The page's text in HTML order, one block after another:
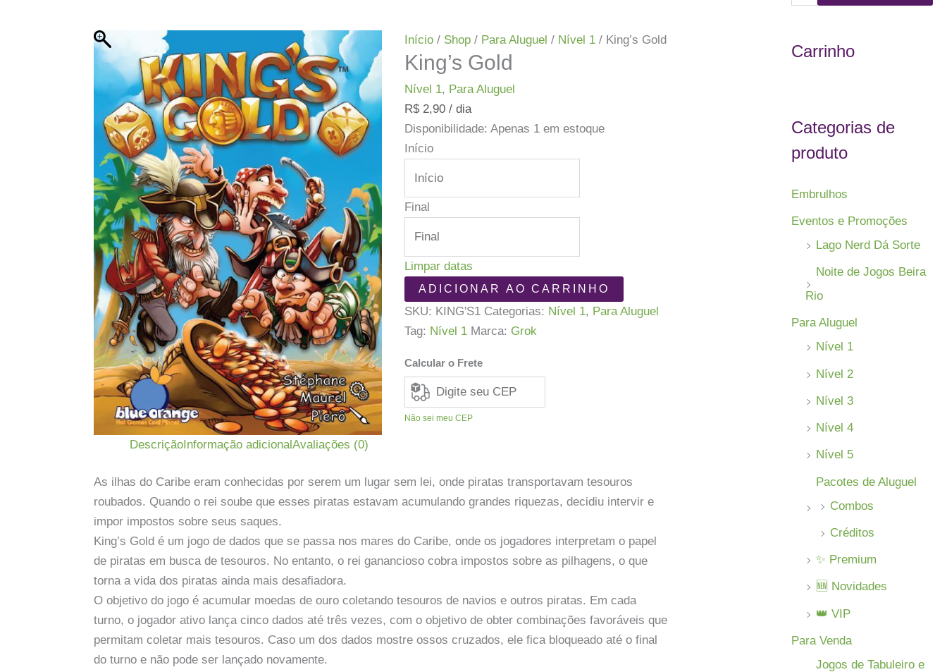
Início / Shop / Para Aluguel / Nível 1 / King’s Gold
King’s Gold
Nível 1, Para Aluguel
R$2,90 / dia
Disponibilidade: Apenas 1 em estoque
Início
Final
Limpar datas
King's
Gold
quantidade
ADICIONAR AO CARRINHO
SKU: KING'S1 Categorias: Nível 1, Para Aluguel
Tag: Nível 1 Marca: Grok
Calcular o Frete
Não sei meu CEP
DescriçãoInformação adicionalAvaliações (0)
As ilhas do Caribe eram conhecidas por serem um lugar sem lei, onde piratas transportavam tesouros
roubados. Quando o rei soube que esses piratas estavam acumulando grandes riquezas, decidiu intervir e
impor impostos sobre seus saques.
King’s Gold é um jogo de dados que se passa nos mares do Caribe, onde os jogadores interpretam o papel
de piratas em busca de tesouros. No entanto, o rei ganancioso cobra impostos sobre as pilhagens, o que
torna a vida dos piratas ainda mais desafiadora.
O objetivo do jogo é acumular moedas de ouro coletando tesouros de navios e outros piratas. Em cada
turno, o jogador ativo lança cinco dados até três vezes, com o objetivo de obter combinações favoráveis que
permitam coletar mais tesouros. Caso um dos dados mostre ossos cruzados, ele fica bloqueado até o final
do turno e não pode ser lançado novamente.
q
s
p
o
Carrinho
Categorias de
produto
Embrulhos
Eventos e Promoções
Lago Nerd Dá Sorte
Noite de Jogos Beira
Rio
Para Aluguel
Nível 1
Nível 2
Nível 3
Nível 4
Nível 5
Pacotes de Aluguel
Combos
Créditos
✨ Premium
🆕 Novidades
👑 VIP
Para Venda
Jogos de Tabuleiro e